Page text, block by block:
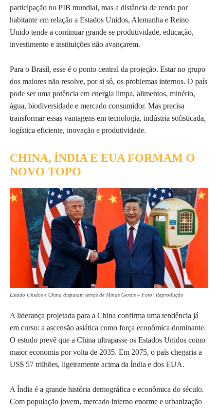
participação no PIB mundial, mas a distância de renda por
habitante em relação a Estados Unidos, Alemanha e Reino
Unido tende a continuar grande se produtividade, educação,
investimento e instituições não avançarem.
Para o Brasil, esse é o ponto central da projeção. Estar no grupo
dos maiores não resolve, por si só, os problemas internos. O país
pode ser uma potência em energia limpa, alimentos, minério,
água, biodiversidade e mercado consumidor. Mas precisa
transformar essas vantagens em tecnologia, indústria sofisticada,
logística eficiente, inovação e produtividade.
CHINA, ÍNDIA E EUA FORMAM O
NOVO TOPO
Estado Unidos e China disputam terras de Minas Gerais – Foto: Reprodução
A liderança projetada para a China confirma uma tendência já
em curso: a ascensão asiática como força econômica dominante.
O estudo prevê que a China ultrapasse os Estados Unidos como
maior economia por volta de 2035. Em 2075, o país chegaria a
US$ 57 trilhões, ligeiramente acima da Índia e dos EUA.
A Índia é a grande história demográfica e econômica do século.
Com população jovem, mercado interno enorme e urbanização